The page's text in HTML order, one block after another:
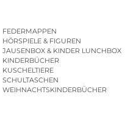
FEDERMAPPEN
HÖRSPIELE & FIGUREN
JAUSENBOX & KINDER LUNCHBOX
KINDERBÜCHER
| KINDERGARTENBEUTEL
KUSCHELTIERE
SCHULTASCHEN
WEIHNACHTSKINDERBÜCHER